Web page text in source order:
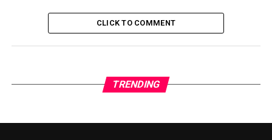
CLICK TO COMMENT
TRENDING